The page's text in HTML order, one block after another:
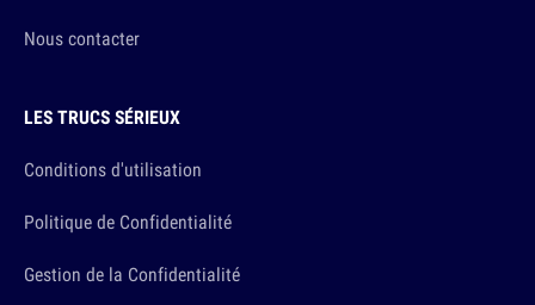
Nous contacter
LES TRUCS SÉRIEUX
Conditions d'utilisation
Politique de Confidentialité
Gestion de la Confidentialité